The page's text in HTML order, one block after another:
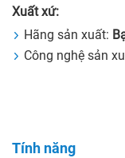
Xuất xứ:
Hãng sản xuất:
Công nghệ sản
Tính năng